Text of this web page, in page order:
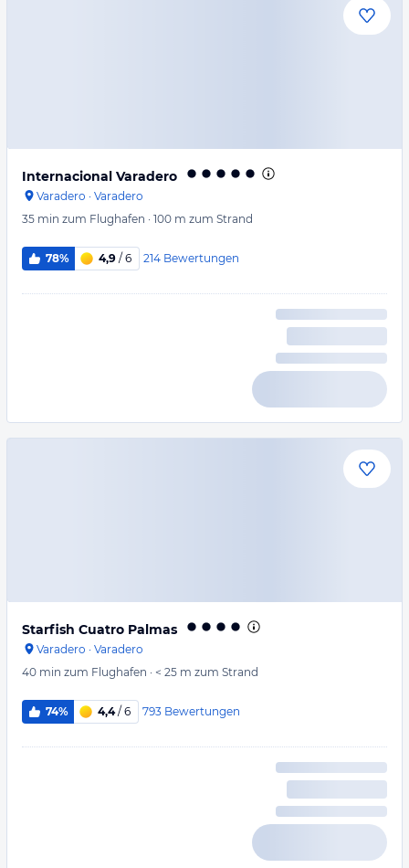
Internacional Varadero
Varadero · Varadero
35 min zum Flughafen · 100 m zum Strand
78% 4,9 / 6 214 Bewertungen
Starfish Cuatro Palmas
Varadero · Varadero
40 min zum Flughafen · < 25 m zum Strand
74% 4,4/ 6 793 Bewertungen